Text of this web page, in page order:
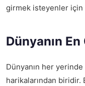
girmek isteyenler için
Dünyanın En
Dünyanın her yerinde
harikalarından biridir.